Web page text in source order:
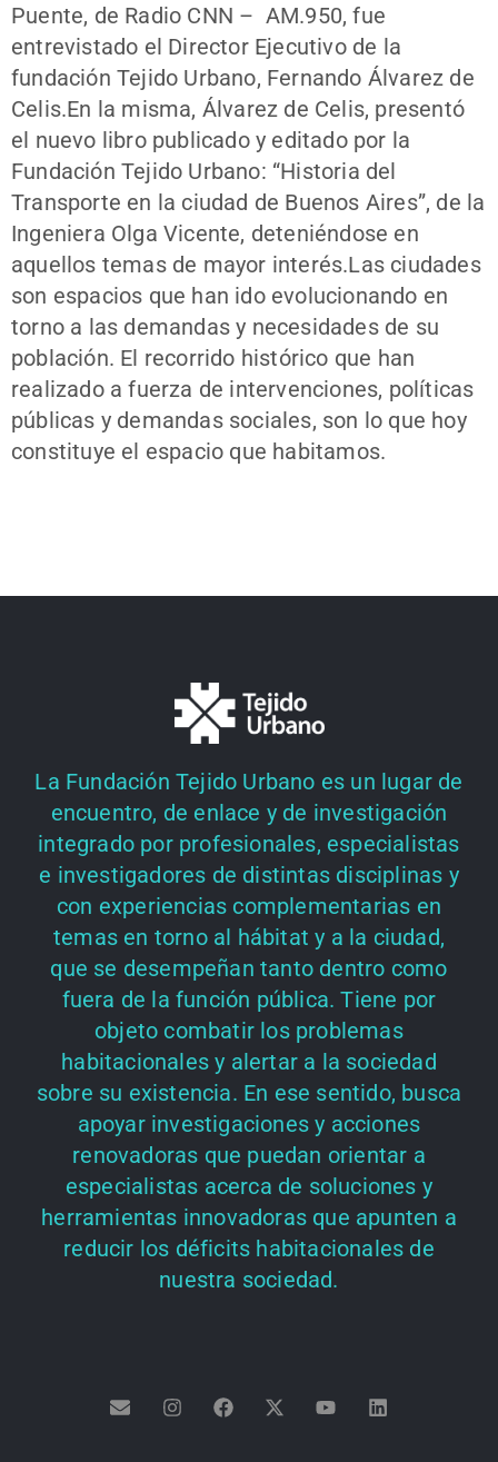
Puente, de Radio CNN – AM.950, fue
entrevistado el Director Ejecutivo de la
fundación Tejido Urbano, Fernando Álvarez de
Celis.En la misma, Álvarez de Celis, presentó
el nuevo libro publicado y editado por la
Fundación Tejido Urbano: “Historia del
Transporte en la ciudad de Buenos Aires”, de la
Ingeniera Olga Vicente, deteniéndose en
aquellos temas de mayor interés.Las ciudades
son espacios que han ido evolucionando en
torno a las demandas y necesidades de su
población. El recorrido histórico que han
realizado a fuerza de intervenciones, políticas
públicas y demandas sociales, son lo que hoy
constituye el espacio que habitamos.
La Fundación Tejido Urbano es un lugar de
encuentro, de enlace y de investigación
integrado por profesionales, especialistas
e investigadores de distintas disciplinas y
con experiencias complementarias en
temas en torno al hábitat y a la ciudad,
que se desempeñan tanto dentro como
fuera de la función pública. Tiene por
objeto combatir los problemas
habitacionales y alertar a la sociedad
sobre su existencia. En ese sentido, busca
apoyar investigaciones y acciones
renovadoras que puedan orientar a
especialistas acerca de soluciones y
herramientas innovadoras que apunten a
reducir los déficits habitacionales de
nuestra sociedad.